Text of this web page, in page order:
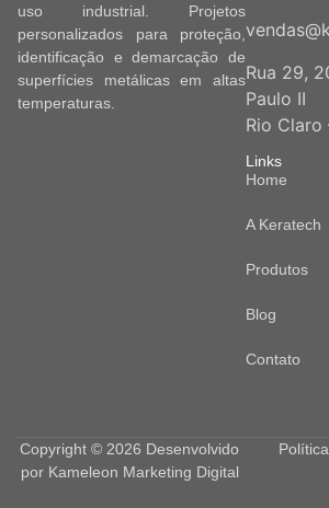
uso industrial. Projetos
personalizados para proteção,
identificação e demarcação de
superfícies metálicas em altas
temperaturas.
Rua 29,
Paulo II
Rio Claro
Links
Home
A Keratech
Produtos
Blog
Contato
Copyright © 2026 Desenvolvido
por Kameleon Marketing Digital